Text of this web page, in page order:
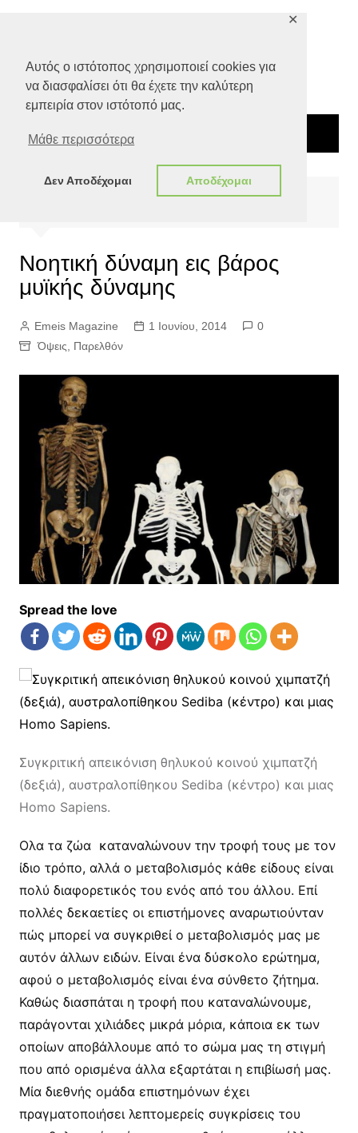
Αυτός ο ιστότοπος χρησιμοποιεί cookies για
να διασφαλίσει ότι θα έχετε την καλύτερη
εμπειρία στον ιστότοπό μας.
Μάθε περισσότερα
Δεν Αποδέχομαι Αποδέχομαι
✕
Νοητική δύναμη εις βάρος
μυϊκής δύναμης
Emeis Magazine 1 Ιουνίου, 2014
0
Όψεις
Παρελθόν
Spread the love
Συγκριτική απεικόνιση θηλυκού κοινού χιμπατζή
(δεξιά), αυστραλοπίθηκου Sediba (κέντρο) και μιας
Homo Sapiens.
Ολα τα ζώα καταναλώνουν την τροφή τους με τον
ίδιο τρόπο, αλλά ο μεταβολισμός κάθε είδους είναι
πολύ διαφορετικός του ενός από του άλλου. Επί
πολλές δεκαετίες οι επιστήμονες αναρωτιούνταν
πώς μπορεί να συγκριθεί ο μεταβολισμός μας με
αυτόν άλλων ειδών. Είναι ένα δύσκολο ερώτημα,
αφού ο μεταβολισμός είναι ένα σύνθετο ζήτημα.
Καθώς διασπάται η τροφή που καταναλώνουμε,
παράγονται χιλιάδες μικρά μόρια, κάποια εκ των
οποίων αποβάλλουμε από το σώμα μας τη στιγμή
που από ορισμένα άλλα εξαρτάται η επιβίωσή μας.
Μία διεθνής ομάδα επιστημόνων έχει
πραγματοποιήσει λεπτομερείς συγκρίσεις του